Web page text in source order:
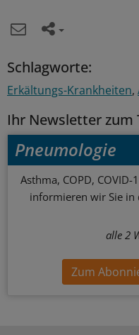
Schlagworte:
Erkältungs-Krankheiten
Ihr Newsletter zum
Pneumologie
Asthma, COPD,
informieren wir Sie in
alle 2
Zum